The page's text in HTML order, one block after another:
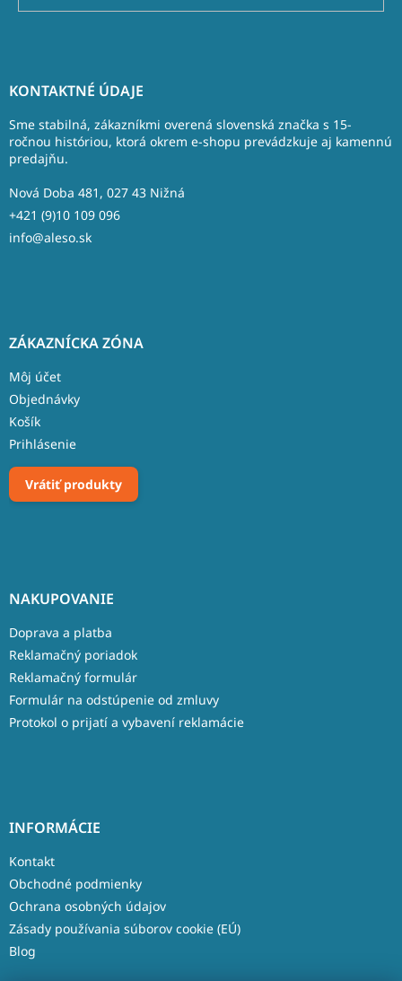
KONTAKTNÉ ÚDAJE
Sme stabilná, zákazníkmi overená slovenská značka s 15-
ročnou históriou, ktorá okrem e-shopu prevádzkuje aj kamennú
predajňu.
Nová Doba 481, 027 43 Nižná
+421 (9)10 109 096
info@aleso.sk
ZÁKAZNÍCKA ZÓNA
Môj účet
Objednávky
Košík
Prihlásenie
Vrátiť produkty
NAKUPOVANIE
Doprava a platba
Reklamačný poriadok
Reklamačný formulár
Formulár na odstúpenie od zmluvy
Protokol o prijatí a vybavení reklamácie
INFORMÁCIE
Kontakt
Obchodné podmienky
Ochrana osobných údajov
Zásady používania súborov cookie (EÚ)
Blog